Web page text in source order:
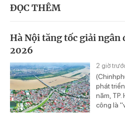
ĐỌC THÊM
Hà Nội tăng tốc giải ngân
2026
2 giờ
phát
năm, TP.
công là